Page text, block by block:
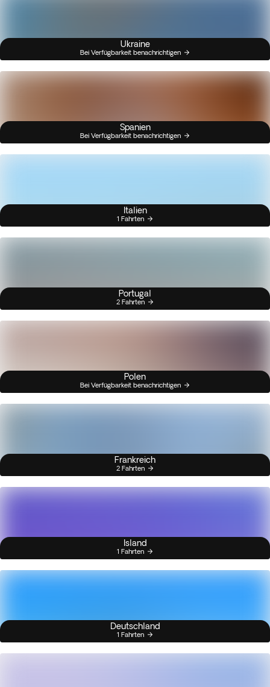
Ukraine
Bei Verfügbarkeit benachrichtigen
Spanien
Bei Verfügbarkeit benachrichtigen
Italien
1 Fahrten
Portugal
2 Fahrten
Polen
Bei Verfügbarkeit benachrichtigen
Frankreich
2 Fahrten
Island
1 Fahrten
Deutschland
1 Fahrten